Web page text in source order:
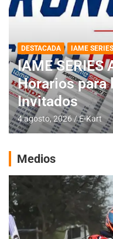
DESTACADA IAME
IAME SERIES
Horarios para
Invitados
4 agosto, 2026 E-Kart
Medios